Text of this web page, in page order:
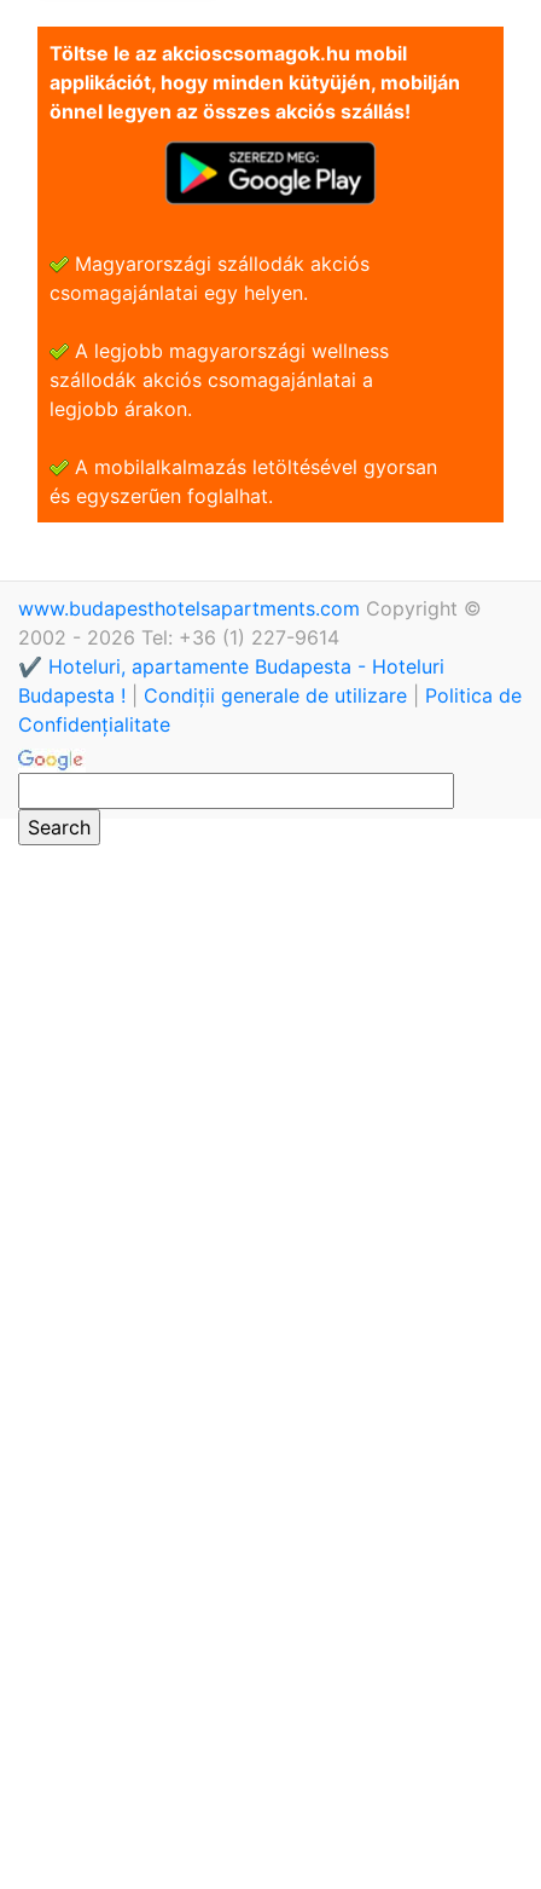
Töltse le az akcioscsomagok.hu mobil
applikációt, hogy minden kütyüjén, mobilján
önnel legyen az összes akciós szállás!
Magyarországi szállodák akciós
csomagajánlatai egy helyen.
A legjobb magyarországi wellness
szállodák akciós csomagajánlatai a
legjobb árakon.
A mobilalkalmazás letöltésével gyorsan
és egyszerũen foglalhat.
www.budapesthotelsapartments.com Copyright ©
2002 - 2026 Tel: +36 (1) 227-9614
✔️ Hoteluri, apartamente Budapesta - Hoteluri
Budapesta !
Condiții generale de utilizare
Politica de
Confidențialitate